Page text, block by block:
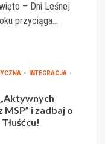
– Dni Leśnej
przyciąga...
INTEGRACJA
MSP” i zadbaj o